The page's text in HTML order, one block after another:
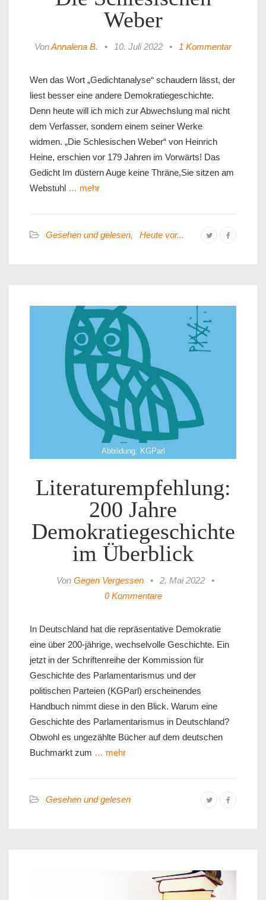
Weber
VonAnnalena B. • 10. Juli 2022 • 1 Kommentar
Wen das Wort „Gedichtanalyse“ schaudern lässt, der
liest besser eine andere Demokratiegeschichte.
Denn heute will ich mich zur Abwechslung mal nicht
dem Verfasser, sondern einem seiner Werke
widmen. „Die Schlesischen Weber“ von Heinrich
Heine, erschien vor 179 Jahren im Vorwärts! Das
Gedicht Im düstern Auge keine Thräne,Sie sitzen am
Webstuhl … mehr
Gesehen und gelesen, Heute vor...
Abbildung: KGParl
Literaturempfehlung:
200 Jahre
Demokratiegeschichte
im Überblick
Von Gegen Vergessen • 2. Mai 2022
•
0 Kommentare
In Deutschland hat die repräsentative Demokratie
eine über 200-jährige, wechselvolle Geschichte. Ein
jetzt in der Schriftenreihe der Kommission für
Geschichte des Parlamentarismus und der
politischen Parteien (KGParl) erscheinendes
Handbuch nimmt diese in den Blick. Warum eine
Geschichte des Parlamentarismus in Deutschland?
Obwohl es ungezählte Bücher auf dem deutschen
Buchmarkt zum … mehr
Gesehen und gelesen